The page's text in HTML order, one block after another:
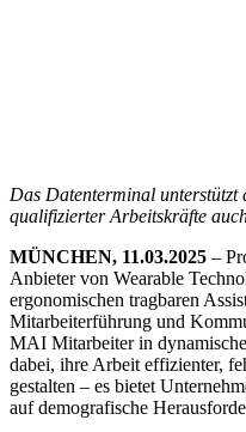
Das Datenterminal
qualifizierter Arbeitskräfte
MÜNCHEN, 11.03.2025 –
Anbieter von Wearable
ergonomischen tragbaren
Mitarbeiterführung und
MAI Mitarbeiter in
dabei, ihre Arbeit effizienter,
gestalten – es bietet
auf demografische